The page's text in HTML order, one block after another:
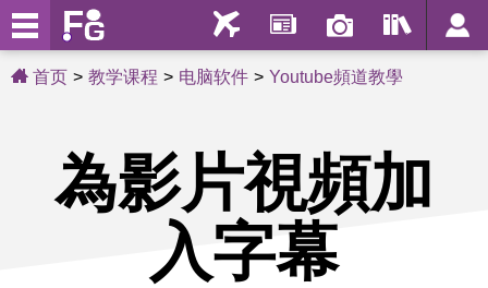
首页 教学课程 电脑软件 Youtube頻道教學
為影片視頻加
入字幕